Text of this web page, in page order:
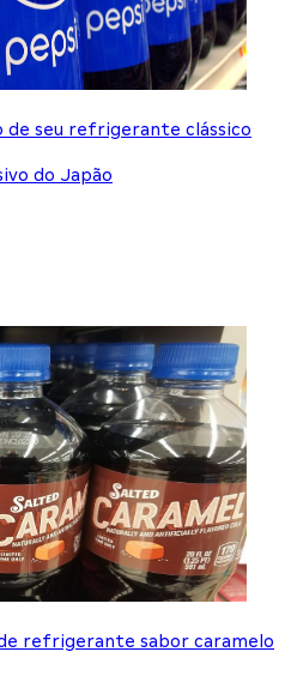
de seu refrigerante clássico
do Japão
refrigerante sabor caramelo